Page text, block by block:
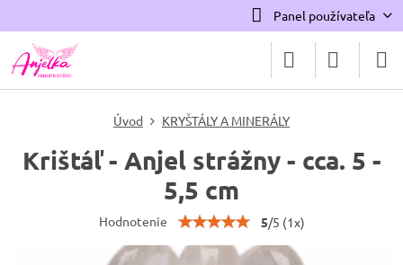
Panel používateľa
Úvod KRYŠTÁLY A MINERÁLY
Krištáľ - Anjel strážny - cca. 5 -
5,5 cm
Hodnotenie 5/5 (1x)